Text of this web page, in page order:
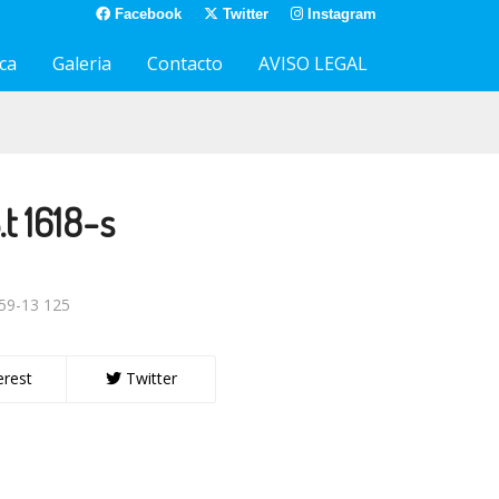
Facebook Twitter Instagram
Galeria Contacto AVISO LEGAL
1618-s
13 125
Twitter